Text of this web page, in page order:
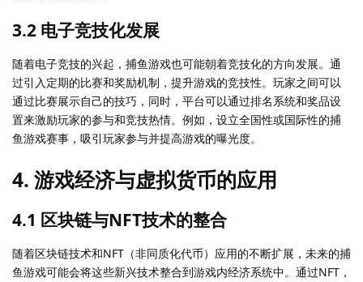
3.2 电子竞技化发展
随着电子竞技的兴起，捕鱼游戏也可能朝着竞技化的方向发展。通
过引入定期的比赛和奖励机制，提升游戏的竞技性。玩家之间可以
通过比赛展示自己的技巧，同时，平台可以通过排名系统和奖品设
置来激励玩家的参与和竞技热情。例如，设立全国性或国际性的捕
鱼游戏赛事，吸引玩家参与并提高游戏的曝光度。
4. 游戏经济与虚拟货币的应用
4.1 区块链与NFT技术的整合
随着区块链技术和NFT（非同质化代币）应用的不断扩展，未来的捕
鱼游戏可能会将这些新兴技术整合到游戏内经济系统中。通过NFT，